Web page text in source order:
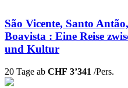
São Vicente, Santo
Boavista : Eine Reise
und Kultur
20 Tage ab CHF 3’341 /Pers.